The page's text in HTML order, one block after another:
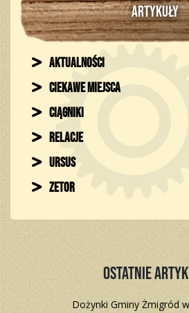
ARTYKUŁY
Aktualności
Ciekawe miejsca
Ciągniki
Relacje
Ursus
Zetor
Ostatnie
Dożynki Gminy Żmigród